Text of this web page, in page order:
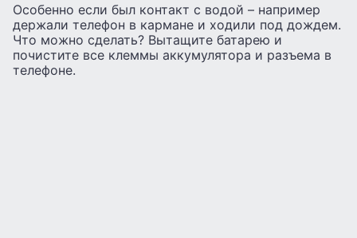
Особенно если был контакт с водой – например
держали телефон в кармане и ходили под дождем.
Что можно сделать? Вытащите батарею и
почистите все клеммы аккумулятора и разъема в
телефоне.